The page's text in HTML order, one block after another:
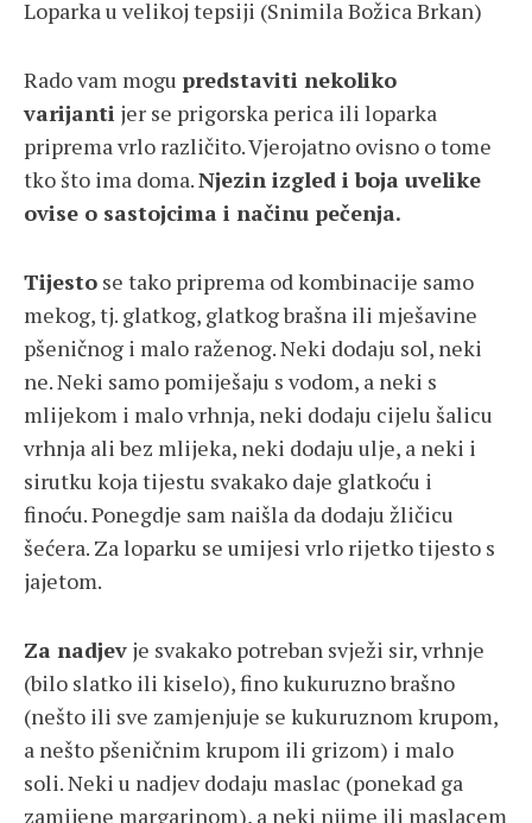
Loparka u velikoj tepsiji (Snimila Božica Brkan)
Rado vam mogu predstaviti nekoliko
varijanti jer se prigorska perica ili loparka
priprema vrlo različito. Vjerojatno ovisno o tome
tko što ima doma.Njezin izgled i boja uvelike
ovise o sastojcima i načinu pečenja.
Tijesto se tako priprema od kombinacije samo
mekog, tj. glatkog, glatkog brašna ili mješavine
pšeničnog i malo raženog. Neki dodaju sol, neki
ne. Neki samo pomiješaju s vodom, a neki s
mlijekom i malo vrhnja, neki dodaju cijelu šalicu
vrhnja ali bez mlijeka, neki dodaju ulje, a neki i
sirutku koja tijestu svakako daje glatkoću i
finoću. Ponegdje sam naišla da dodaju žličicu
šećera. Za loparku se umijesi vrlo rijetko tijesto s
jajetom.
Za nadjev je svakako potreban svježi sir, vrhnje
(bilo slatko ili kiselo), fino kukuruzno brašno
(nešto ili sve zamjenjuje se kukuruznom krupom,
a nešto pšeničnim krupom ili grizom) i malo
soli. Neki u nadjev dodaju maslac (ponekad ga
zamijene margarinom), a neki njime ili maslacem